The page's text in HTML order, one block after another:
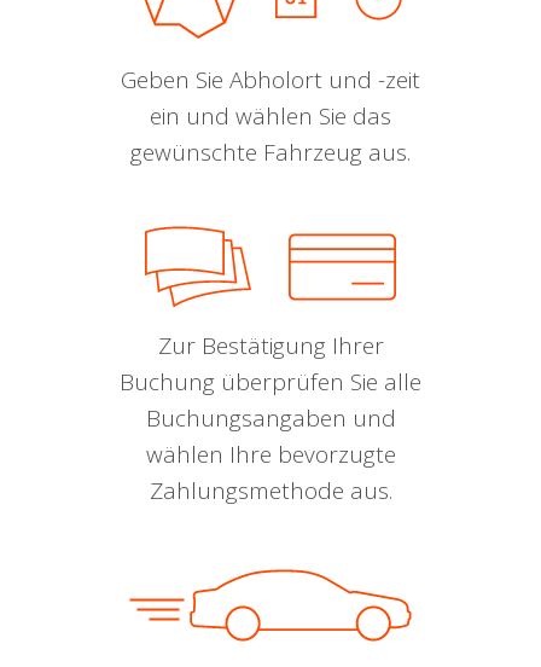
Geben Sie Abholort und -zeit
ein und wählen Sie das
gewünschte Fahrzeug aus.
Zur Bestätigung Ihrer
Buchung überprüfen Sie alle
Buchungsangaben und
wählen Ihre bevorzugte
Zahlungsmethode aus.